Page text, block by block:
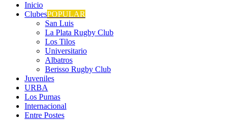
Inicio
ClubesPOPULAR
San Luis
La Plata Rugby Club
Los Tilos
Universitario
Albatros
Berisso Rugby Club
Juveniles
URBA
Los Pumas
Internacional
Entre Postes